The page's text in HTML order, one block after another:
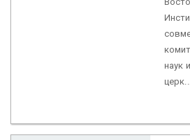
наук
церк...